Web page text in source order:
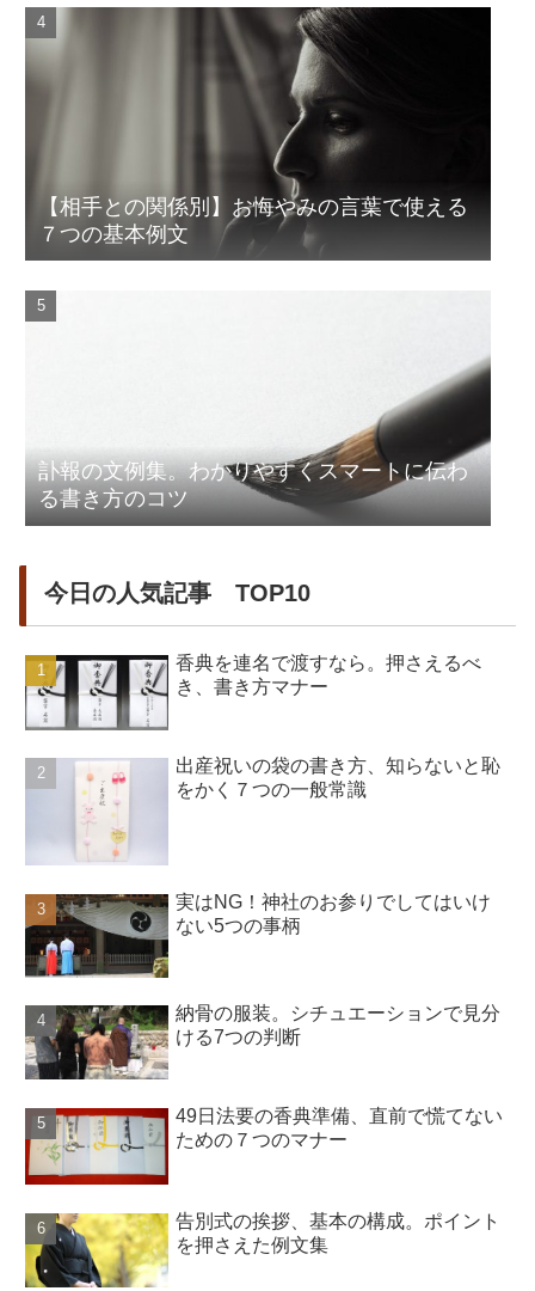
【相手との関係別】お悔やみの言葉で使える
７つの基本例文
訃報の文例集。わかりやすくスマートに伝わ
る書き方のコツ
今日の人気記事 TOP10
香典を連名で渡すなら。押さえるべ
き、書き方マナー
出産祝いの袋の書き方、知らないと恥
をかく７つの一般常識
実はNG！神社のお参りでしてはいけ
ない5つの事柄
納骨の服装。シチュエーションで見分
ける7つの判断
49日法要の香典準備、直前で慌てない
ための７つのマナー
告別式の挨拶、基本の構成。ポイント
を押さえた例文集